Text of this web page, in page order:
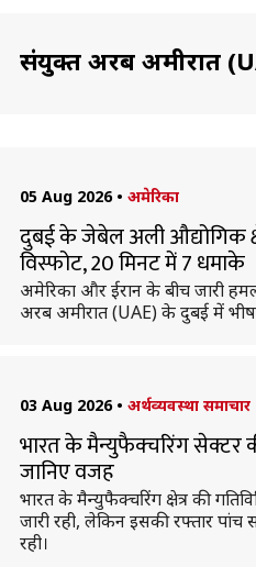
संयुक्त अरब अमीरात
05 Aug 2026 • अमेरिका
दुबई के जेबेल अली औद्योगिक
विस्फोट, 20 मिनट में 7 धमाके
अमेरिका और ईरान के बीच जारी
अरब अमीरात (UAE) के दुबई में
03 Aug 2026 • अर्थव्यवस्था समाचार
भारत के मैन्युफैक्चरिंग सेक्टर
जानिए वजह
भारत के मैन्युफैक्चरिंग क्षेत्र की
जारी रही, लेकिन इसकी रफ्तार
रही।